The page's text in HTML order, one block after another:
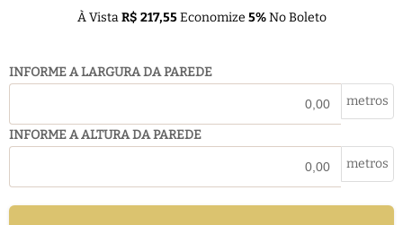
À VistaR$ 217,55Economize 5%No Boleto
INFORME A LARGURA DA PAREDE
metros
INFORME A ALTURA DA PAREDE
metros